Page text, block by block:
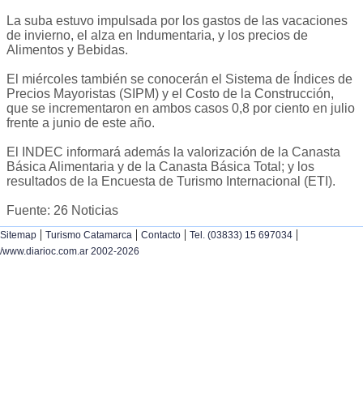
La suba estuvo impulsada por los gastos de las vacaciones
de invierno, el alza en Indumentaria, y los precios de
Alimentos y Bebidas.
El miércoles también se conocerán el Sistema de Índices de
Precios Mayoristas (SIPM) y el Costo de la Construcción,
que se incrementaron en ambos casos 0,8 por ciento en julio
frente a junio de este año.
El INDEC informará además la valorización de la Canasta
Básica Alimentaria y de la Canasta Básica Total; y los
resultados de la Encuesta de Turismo Internacional (ETI).
Fuente: 26 Noticias
Sitemap | Turismo Catamarca | Contacto | Tel. (03833) 15 697034 |
/www.diarioc.com.ar 2002-2026